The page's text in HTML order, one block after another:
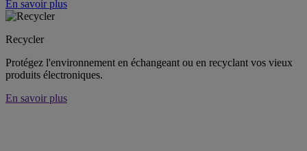
En savoir plus
Recycler
Protégez l'environnement en échangeant ou en recyclant vos vieux
produits électroniques.
En savoir plus